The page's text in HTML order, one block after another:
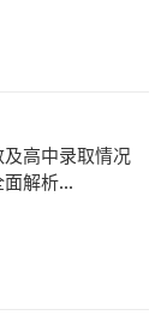
高中录取情况
解析...